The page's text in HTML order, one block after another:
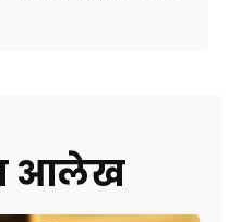
आलेख